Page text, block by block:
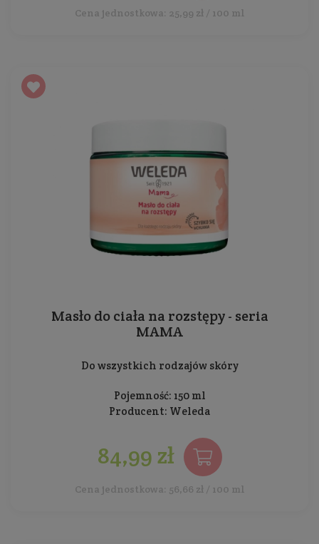
Cena jednostkowa: 25,99 zł / 100 ml
Masło do ciała na rozstępy - seria
MAMA
Do wszystkich rodzajów skóry
Pojemność: 150 ml
Producent: Weleda
84,99 zł
Cena jednostkowa: 56,66 zł / 100 ml